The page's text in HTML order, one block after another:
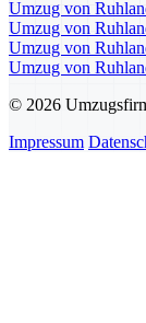
Umzug von
Umzug von
Umzug von
Umzug von
© 2026
Impressum